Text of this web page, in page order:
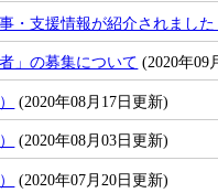
・支援情報が紹介されました
」の募集について (2020年09
(2020年08月17日更新)
(2020年08月03日更新)
(2020年07月20日更新)